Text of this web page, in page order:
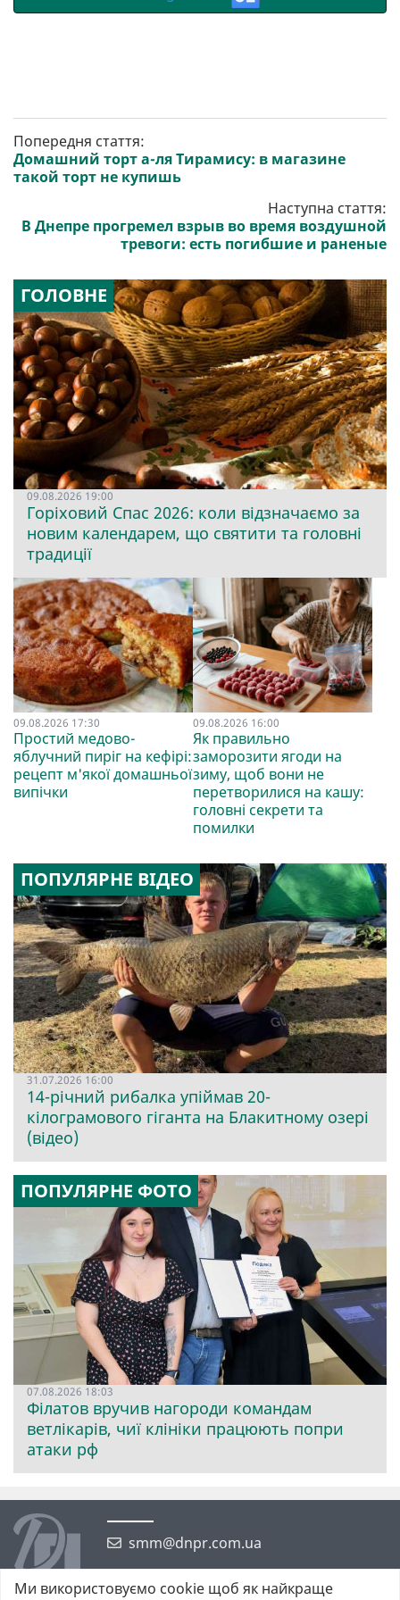
Попередня стаття:
Домашний торт а-ля Тирамису: в магазине
такой торт не купишь
Наступна стаття:
В Днепре прогремел взрыв во время воздушной
тревоги: есть погибшие и раненые
ГОЛОВНЕ
09.08.2026 19:00
Горіховий Спас 2026: коли відзначаємо за
новим календарем, що святити та головні
традиції
09.08.2026 17:30
Простий медово-
яблучний пиріг на кефірі:
рецепт м'якої домашньої
випічки
09.08.2026 16:00
Як правильно
заморозити ягоди на
зиму, щоб вони не
перетворилися на кашу:
головні секрети та
помилки
ПОПУЛЯРНЕ ВІДЕО
31.07.2026 16:00
14-річний рибалка упіймав 20-
кілограмового гіганта на Блакитному озері
(відео)
ПОПУЛЯРНЕ ФОТО
07.08.2026 18:03
Філатов вручив нагороди командам
ветлікарів, чиї клініки працюють попри
атаки рф
smm@dnpr.com.ua
Ми використовуємо cookie щоб як найкраще